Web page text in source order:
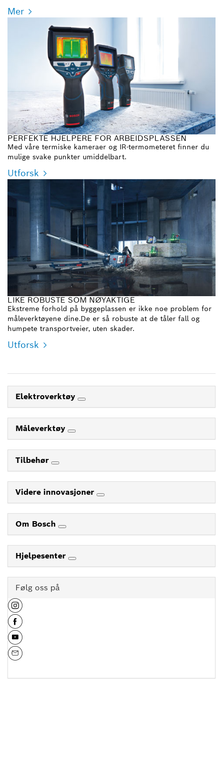
Mer
PERFEKTE HJELPERE FOR ARBEIDSPLASSEN
Med våre termiske kameraer og IR-termometeret finner du
mulige svake punkter umiddelbart.
Utforsk
LIKE ROBUSTE SOM NØYAKTIGE
Ekstreme forhold på byggeplassen er ikke noe problem for
måleverktøyene dine.De er så robuste at de tåler fall og
humpete transportveier, uten skader.
Utforsk
Elektroverktøy
Måleverktøy
Tilbehør
Videre innovasjoner
Om Bosch
Hjelpesenter
Følg oss på